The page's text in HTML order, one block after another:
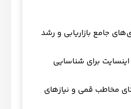
جامع بازاریابی و رشد
برای شناسایی
مخاطب قمی و نیازهای